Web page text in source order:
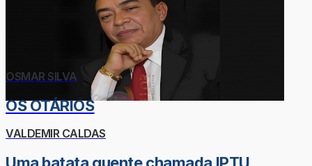
OSMAR SILVA
OS OTÁRIOS
VALDEMIR CALDAS